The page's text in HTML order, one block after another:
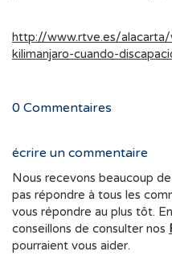
http://www.rtve.es/
kilimanjaro-cuando-
0 Commentaires
écrire un commentaire
Nous recevons beaucoup
pas répondre à tous les
vous répondre au plus tôt.
conseillons de consulter nos
pourraient vous aider.